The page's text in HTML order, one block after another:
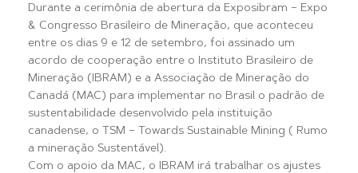
Durante a cerimônia de abertura da Exposibram – Expo
& Congresso Brasileiro de Mineração, que aconteceu
entre os dias 9 e 12 de setembro, foi assinado um
acordo de cooperação entre o Instituto Brasileiro de
Mineração (IBRAM) e a Associação de Mineração do
Canadá (MAC) para implementar no Brasil o padrão de
sustentabilidade desenvolvido pela instituição
canadense, o TSM – Towards Sustainable Mining ( Rumo
a mineração Sustentável).
Com o apoio da MAC, o IBRAM irá trabalhar os ajustes